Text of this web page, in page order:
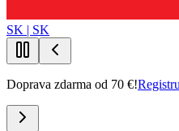
SK | SK
Doprava zdarma od 70 €!